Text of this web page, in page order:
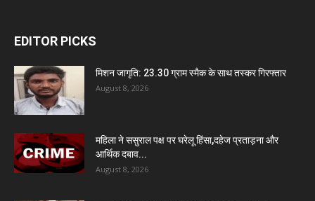
EDITOR PICKS
मिशन जागृति: 23.30 ग्राम स्मैक के साथ तस्कर गिरफ्तार
August 8, 2026
महिला ने ससुराल पक्ष पर घरेलू हिंसा,दहेज प्रताड़ना और
आर्थिक दबाव...
August 8, 2026